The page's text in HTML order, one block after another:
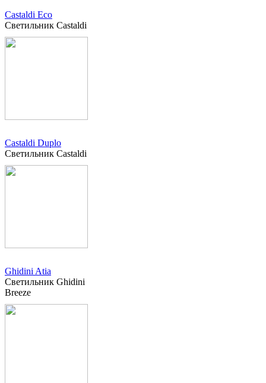
Castaldi Eco
Светильник Castaldi
Castaldi Duplo
Светильник Castaldi
Ghidini Atia
Светильник Ghidini
Breeze